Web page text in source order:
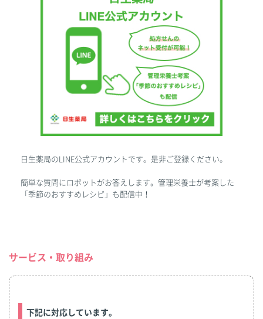
日生薬局のLINE公式アカウントです。是非ご登録ください。
簡単な質問にロボットがお答えします。管理栄養士が考案した
「季節のおすすめレシピ」も配信中！
サービス・取り組み
下記に対応しています。